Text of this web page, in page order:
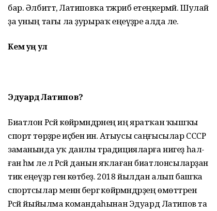
бар. Әлбиттә, Латиповҡа тәжрибә етеңкерәмәй. Шулай
ҙа уның тағы ла ҙурыраҡ еңеүҙәре алда әле.
Кем һуң ул
Эдуард Латипов?
Биатлон Рәсәй көйәрмәндәрәнең иң яратҡан ҡышҡы
спорт төрҙәре иҫәбенә инә. Атыусы саңғысылар СССР
заманында уҡ данлы традицияларға нигеҙ һал­
ған һәм әле лә Рәсәй данын яҡлаған биатлонсыларҙан
тик еңеүҙәр генә көтәбеҙ. 2018 йылдан алып башҡа
спортсылар менән бергә көйәрмәндәрҙең өмөттәрен
Рәсәй йыйылма командаһынан Эдуард Латипов та